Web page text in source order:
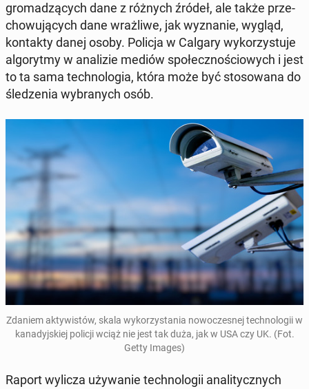
gro­ma­dzą­cych dane z różnych źródeł, ale także prze­
cho­wu­ją­cych dane wraż­li­we, jak wy­zna­nie, wygląd,
kon­tak­ty danej osoby. Policja w Calgary wy­ko­rzy­stu­je
al­go­ryt­my w ana­li­zie mediów spo­łecz­no­ścio­wych i jest
to ta sama tech­no­lo­gia, która może być sto­so­wa­na do
śle­dze­nia wy­bra­nych osób.
Zdaniem ak­ty­wi­stów, skala wy­ko­rzy­sta­nia no­wo­cze­snej tech­no­lo­gii w
ka­na­dyj­skiej policji wciąż nie jest tak duża, jak w USA czy UK. (Fot.
Getty Images)
Raport wylicza uży­wa­nie tech­no­lo­gii ana­li­tycz­nych